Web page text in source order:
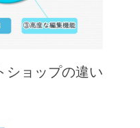
ショップの違い